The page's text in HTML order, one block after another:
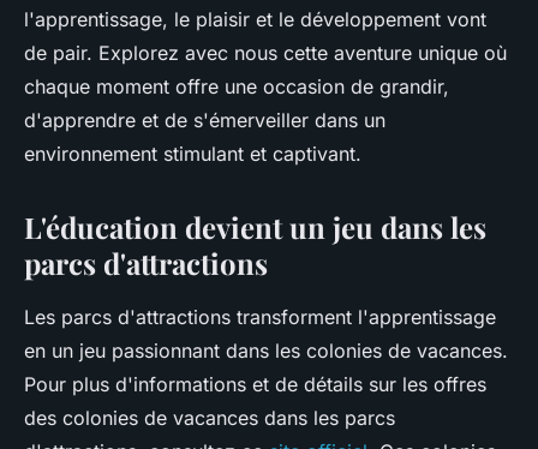
l'apprentissage, le plaisir et le développement vont
de pair. Explorez avec nous cette aventure unique où
chaque moment offre une occasion de grandir,
d'apprendre et de s'émerveiller dans un
environnement stimulant et captivant.
L'éducation devient un jeu dans les
parcs d'attractions
Les parcs d'attractions transforment l'apprentissage
en un jeu passionnant dans les colonies de vacances.
Pour plus d'informations et de détails sur les offres
des colonies de vacances dans les parcs